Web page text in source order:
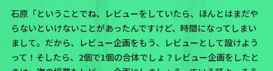
石原「ということでね、レビューをしていたら、ほんとはまだや
らないといけないことがあったんですけど、時間になってしまい
まして。だから、レビュー企画をもう、レビューとして設けよう
って！そしたら、2個で1個の合体でしょ？レビュー企画をしたと